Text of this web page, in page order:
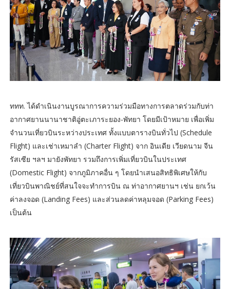
ททท. ได้ดำเนินงานบูรณาการความร่วมมือทางการตลาดร่วมกับท่า
อากาศยานนานาชาติอู่ตะเภาระยอง-พัทยา โดยมีเป้าหมาย เพื่อเพิ่ม
จำนวนเที่ยวบินระหว่างประเทศ ทั้งแบบตารางบินทั่วไป (Schedule
Flight) และเช่าเหมาลำ (Charter Flight) จาก อินเดีย เวียดนาม จีน
รัสเซีย ฯลฯ มายังพัทยา รวมถึงการเพิ่มเที่ยวบินในประเทศ
(Domestic Flight) จากภูมิภาคอื่น ๆ โดยนำเสนอสิทธิพิเศษให้กับ
เที่ยวบินพาณิชย์ที่สนใจจะทำการบิน ณ ท่าอากาศยานฯ เช่น ยกเว้น
ค่าลงจอด (Landing Fees) และส่วนลดค่าหลุมจอด (Parking Fees)
เป็นต้น